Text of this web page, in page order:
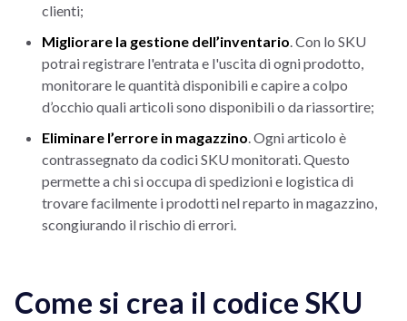
clienti;
Migliorare la gestione dell’inventario . Con lo SKU
potrai registrare l'entrata e l'uscita di ogni prodotto,
monitorare le quantità disponibili e capire a colpo
d’occhio quali articoli sono disponibili o da riassortire;
Eliminare l’errore in magazzino . Ogni articolo è
contrassegnato da codici SKU monitorati. Questo
permette a chi si occupa di spedizioni e logistica di
trovare facilmente i prodotti nel reparto in magazzino,
scongiurando il rischio di errori.
Come si crea il codice SKU